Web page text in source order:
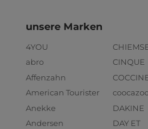
unsere Marken
4YOU
abro
Affenzahn
American Tourister
Anekke
Andersen
CINQUE
DAKINE
DAY ET